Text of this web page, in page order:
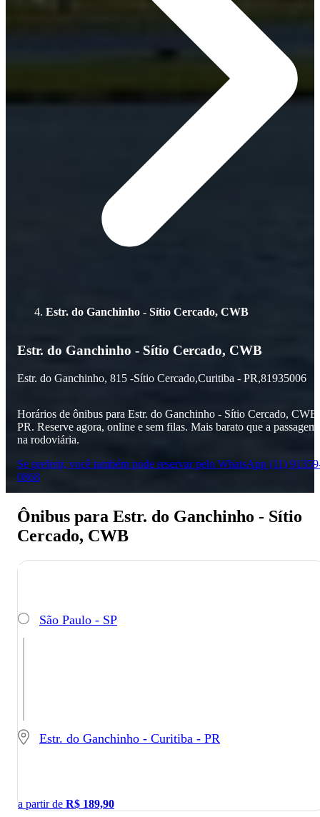
Estr. do Ganchinho - Sítio Cercado, CWB
Estr. do Ganchinho - Sítio Cercado, CWB
Estr. do Ganchinho, 815 -Sítio Cercado,Curitiba - PR,81935006
Horários de ônibus para Estr. do Ganchinho - Sítio Cercado, CWB
PR. Reserve agora, online e sem filas. Mais barato que a passagem
na rodoviária.
Se preferir, você também pode reservar pelo WhatsApp (11)
0868
Ônibus para Estr. do Ganchinho - Sítio
Cercado, CWB
São Paulo - SP
Estr. do Ganchinho - Curitiba - PR
a partir de R$ 189,90